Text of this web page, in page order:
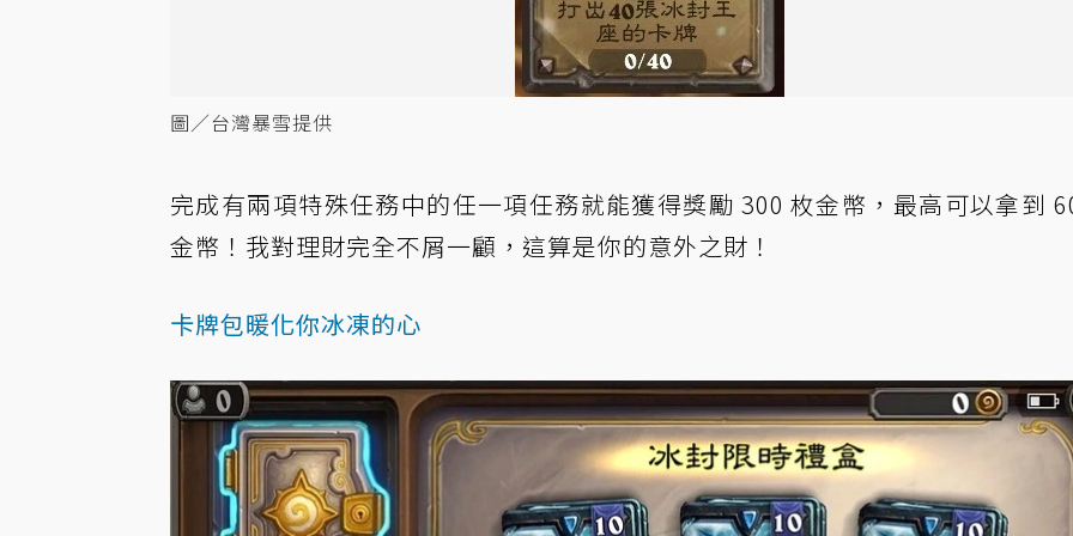
圖／台灣暴雪提供
完成有兩項特殊任務中的任一項任務就能獲得獎勵 300 枚金幣，最高可以拿到
金幣！我對理財完全不屑一顧，這算是你的意外之財！
卡牌包暖化你冰凍的心